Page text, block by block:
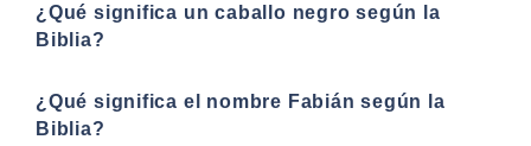
¿Qué significa un caballo negro según la
Biblia?
¿Qué significa el nombre Fabián según la
Biblia?